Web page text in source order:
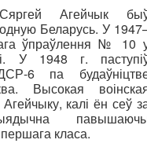
Агейчык
Беларусь. У
ўпраўлення № 10
У 1948 г.
6 па
Высокая
калі ён сеў
класа.